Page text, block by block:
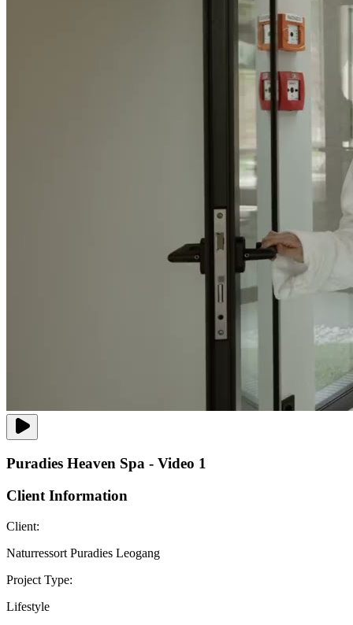
Puradies Heaven Spa - Video 1
Client Information
Client:
Naturressort Puradies Leogang
Project Type:
Lifestyle